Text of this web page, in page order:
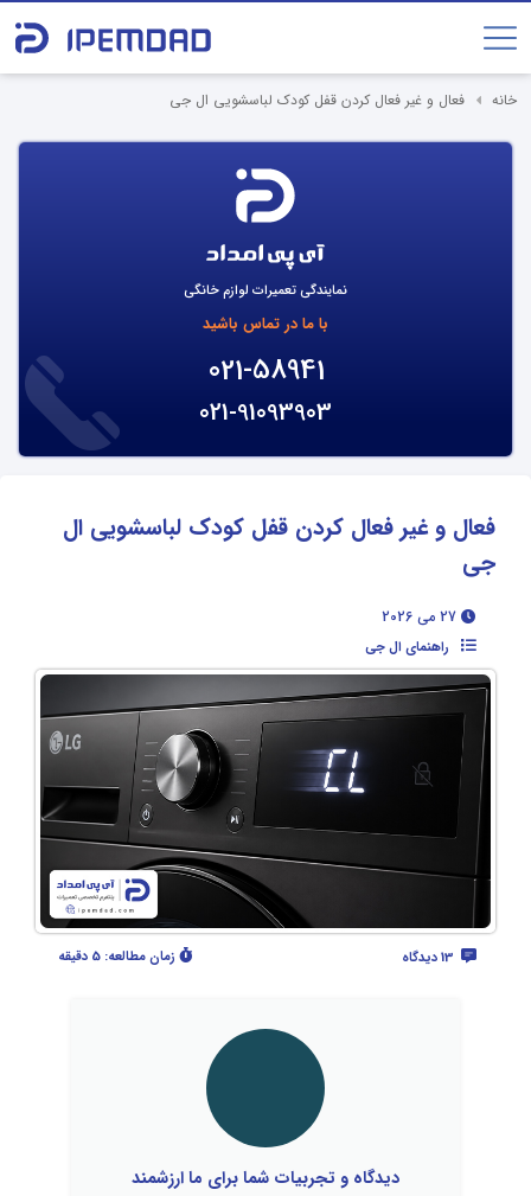
خانه فعال و غیر فعال کردن قفل کودک لباسشویی ال جی
نمایندگی تعمیرات لوازم خانگی
با ما در تماس باشید
021-58941
021-91093903
فعال و غیر فعال کردن قفل کودک لباسشویی ال
جی
راهنمای ال جی
زمان مطالعه: 5 دقیقه
دیدگاه و تجربیات شما برای ما ارزشمند